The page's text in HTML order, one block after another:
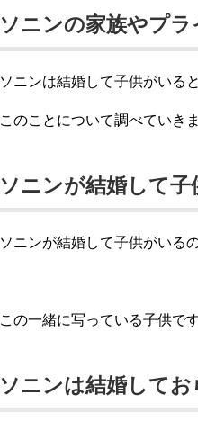
ソニンの家族やプ
ソニンは結婚して子供がいる
このことについて調べていきま
ソニンが結婚して
ソニンが結婚して子供がいる
この一緒に写っている子供で
ソニンは結婚してお